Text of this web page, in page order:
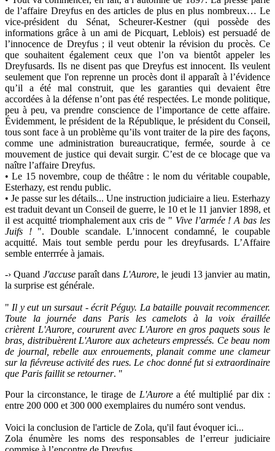
de l’affaire Dreyfus en des articles de plus en plus nombreux… Le
vice-président du Sénat, Scheurer-Kestner (qui possède des
informations grâce à un ami de Picquart, Leblois) est persuadé de
l’innocence de Dreyfus ; il veut obtenir la révision du procès. Ce
que souhaitent également ceux que l’on va bientôt appeler les
Dreyfusards. Ils ne disent pas que Dreyfus est innocent. Ils veulent
seulement que l'on reprenne un procès dont il apparaît à l’évidence
qu’il a été mal construit, que les garanties qui devaient être
accordées à la défense n’ont pas été respectées. Le monde politique,
peu à peu, va prendre conscience de l’importance de cette affaire.
Évidemment, le président de la République, le président du Conseil,
tous sont face à un problème qu’ils vont traiter de la pire des façons,
comme une administration bureaucratique, fermée, sourde à ce
mouvement de justice qui devait surgir. C’est de ce blocage que va
naître l’affaire Dreyfus.
• Le 15 novembre, coup de théâtre : le nom du véritable coupable,
Esterhazy, est rendu public.
• Je passe sur les détails... Une instruction judiciaire a lieu. Esterhazy
est traduit devant un Conseil de guerre, le 10 et le 11 janvier 1898, et
il est acquitté triomphalement aux cris de " Vive l’armée ! A bas les
Juifs !
". Double scandale. L’innocent condamné, le coupable
acquitté. Mais tout semble perdu pour les dreyfusards. L’Affaire
semble enterrrée à jamais.
-› Quand J'accuseparaît dans L'Aurore, le jeudi 13 janvier au matin,
la surprise est générale.
" Il y eut un sursaut - écrit Péguy. La bataille pouvait recommencer.
Toute la journée dans Paris les camelots à la voix éraillée
crièrent L'Aurore, coururent avec L'Aurore en gros paquets sous le
bras, distribuèrent L'Aurore aux acheteurs empressés. Ce beau nom
de journal, rebelle aux enrouements, planait comme une clameur
sur la fiévreuse activité des rues. Le choc donné fut si extraordinaire
que Paris faillit se retourner. "
Pour la circonstance, le tirage de L'Aurorea été multiplié par dix :
entre 200 000 et 300 000 exemplaires du numéro sont vendus.
Voici la conclusion de l'article de Zola, qu'il faut évoquer ici...
Zola énumère les noms des responsables de l’erreur judiciaire